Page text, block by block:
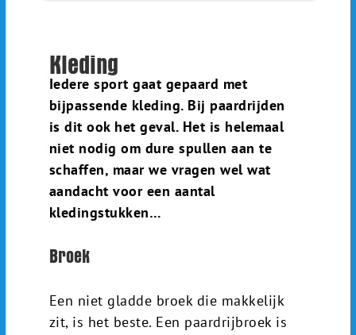
Kleding
Iedere sport gaat gepaard met
bijpassende kleding. Bij paardrijden
is dit ook het geval. Het is helemaal
niet nodig om dure spullen aan te
schaffen, maar we vragen wel wat
aandacht voor een aantal
kledingstukken…
Broek
Een niet gladde broek die makkelijk
zit, is het beste. Een paardrijbroek is